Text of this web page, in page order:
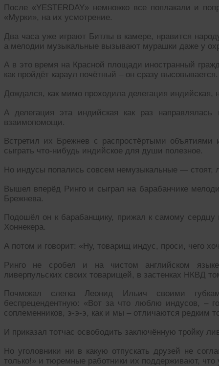
После «YESTERDAY» немножко все поплакали и
«Мурки», на их усмотрение.
Два часа уже играют Битлы в камере, нравится
а мелодии музыкальные вызывают мурашки даже у
А в это время на Красной площади иностранный
как пройдёт караул почётный – он сразу высовывается.
Дождался, как мимо проходила делегация индийская,
А делегация эта индийская как раз
взаимопомощи.
Встретил их Брежнев с распростёртыми
сыграть что-нибудь индийское для души полезное.
Но индусы попались совсем немузыкальные — стоят,
Вышел вперёд Ринго и сыграл на барабанчике
Брежнева.
Подошёл он к барабанщику, прижал к самому
Хоннекера.
А потом и говорит: «Ну, товарищ индус, проси, чего
Ринго не сробел и на чистом английском языке
ливерпульских своих товарищей, в застенках НКВД
Почмокал слегка Леонид Ильич своими
беспрецендентную: «Вот за что люблю индусов, –
соплеменников, э-э-э, как и мы – отличаются редким
И приказал тотчас освободить заключённую тройку
Но уголовники ни в какую отпускать друзей не
только!» и тюремные работники их поддерживают, что